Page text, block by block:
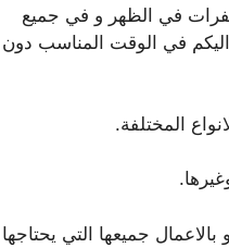
في الظهر و في جميع
في الوقت المناسب دون
المختلفة.
جميعها التي يحتاجها